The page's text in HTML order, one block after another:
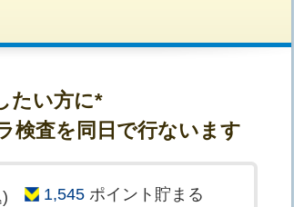
たい方に*
検査を同日で行ないます
1,545 ポイント貯まる